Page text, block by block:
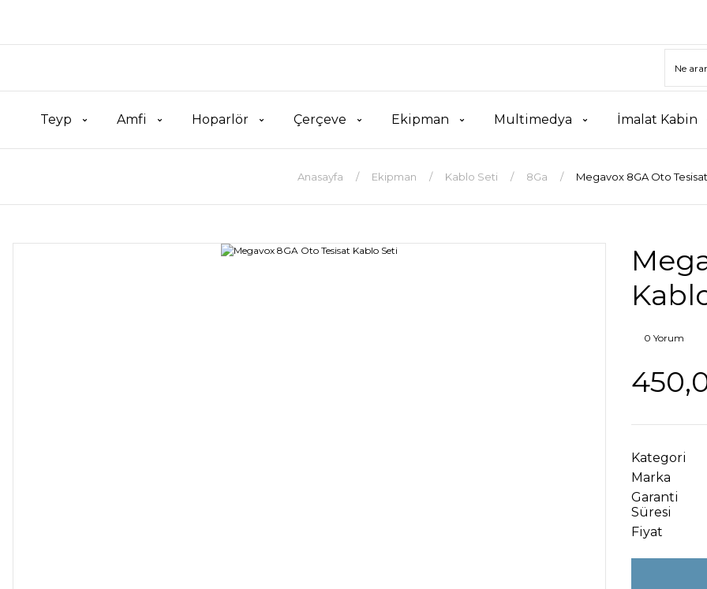
Teyp Amfi Hoparlör Çerçeve Ekipman Multimedya İmalat Kabin
Anasayfa Ekipman Kablo Seti 8Ga Megavox 8GA Oto
0 Yorum
Kategori
Marka
Garanti
Süresi
Fiyat